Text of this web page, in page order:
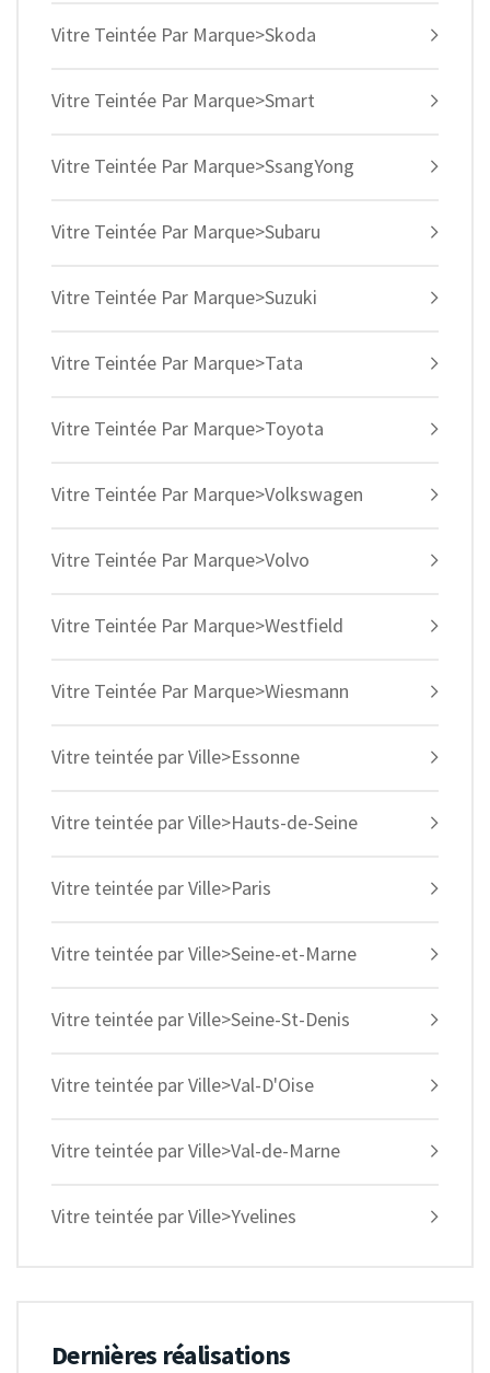
Vitre Teintée Par Marque>Skoda
Vitre Teintée Par Marque>Smart
Vitre Teintée Par Marque>SsangYong
Vitre Teintée Par Marque>Subaru
Vitre Teintée Par Marque>Suzuki
Vitre Teintée Par Marque>Tata
Vitre Teintée Par Marque>Toyota
Vitre Teintée Par Marque>Volkswagen
Vitre Teintée Par Marque>Volvo
Vitre Teintée Par Marque>Westfield
Vitre Teintée Par Marque>Wiesmann
Vitre teintée par Ville>Essonne
Vitre teintée par Ville>Hauts-de-Seine
Vitre teintée par Ville>Paris
Vitre teintée par Ville>Seine-et-Marne
Vitre teintée par Ville>Seine-St-Denis
Vitre teintée par Ville>Val-D'Oise
Vitre teintée par Ville>Val-de-Marne
Vitre teintée par Ville>Yvelines
Dernières réalisations